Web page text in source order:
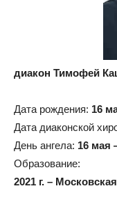
диакон Тимофей
Дата рождения: 16
Дата диаконской
День ангела: 16 мая
Образование:
2021 г. –